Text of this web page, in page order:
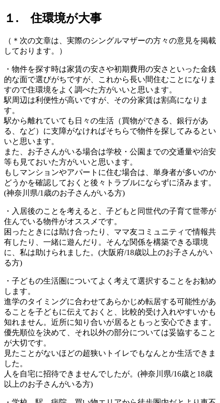
１. 住環境が大事
（＊次の文章は、実際のシングルマザーの方々の意見を掲載
しております。）
・物件を探す時は家賃の安さや初期費用の安さといった金銭
的な面で選びがちですが、これから長い間住むことになりま
すので住環境をよく調べた方がいいと思います。
駅周辺は利便性が高いですが、その分家賃は割高になりま
す。
駅から離れていても日々の生活（買物ができる、銀行があ
る、など）に支障がなければそちらで物件を探してみるとい
いと思います。
また、お子さんがいる場合は学校・公園までの交通量や治安
等も見ておいた方がいいと思います。
もしマンションやアパートに住む場合は、単身者が多いのか
どうかを確認しておくと後々トラブルにならずに済みます。
(神奈川県/1歳のお子さんがいる方)
・入居後のことを考えると、子どもと同世代の子育て世帯が
住んでいる物件がオススメです。
困ったときには助け合ったり、ママ友コミュニティで情報共
有したり、一緒に遊んだり。そんな関係を構築できる環境
に、私は助けられました。(大阪府/18歳以上のお子さんがい
る方)
・子どもの生活圏についてよく考えて選択することをお勧め
します。
進学のタイミングに合わせてあらかじめ転居する可能性があ
ることを子どもに伝えておくと、比較的受け入れやすいかも
知れません。近所に知り合いが居るともっと安心できます。
優先順位を決めて、それ以外の部分については妥協すること
が大切です。
見たことがないほどの超狭いトイレでもなんとか生活できま
した。
人を自宅に招待できませんでしたが。(神奈川県/16歳と18歳
以上のお子さんがいる方)